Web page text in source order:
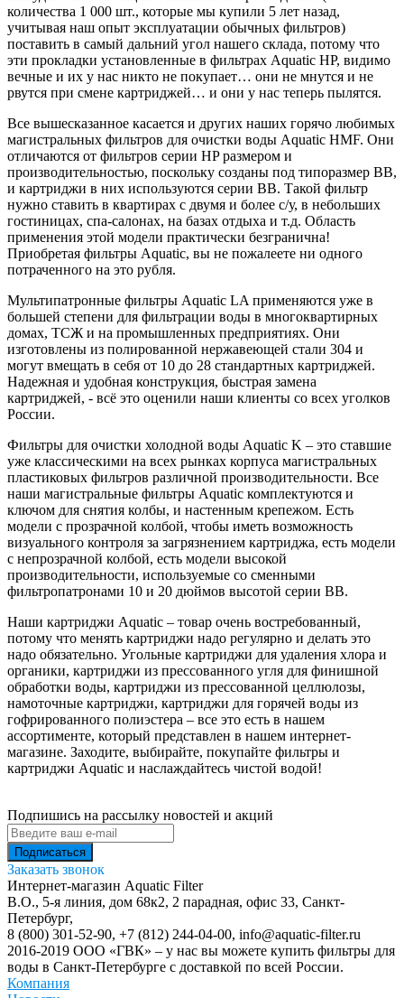
количества 1 000 шт., которые мы купили 5 лет назад,
учитывая наш опыт эксплуатации обычных фильтров)
поставить в самый дальний угол нашего склада, потому что
эти прокладки установленные в фильтрах Aquatic HP, видимо
вечные и их у нас никто не покупает… они не мнутся и не
рвутся при смене картриджей… и они у нас теперь пылятся.
Все вышесказанное касается и других наших горячо любимых
магистральных фильтров для очистки воды Aquatic HMF. Они
отличаются от фильтров серии HP размером и
производительностью, поскольку созданы под типоразмер BB,
и картриджи в них используются серии BB. Такой фильтр
нужно ставить в квартирах с двумя и более с/у, в небольших
гостиницах, спа-салонах, на базах отдыха и т.д. Область
применения этой модели практически безгранична!
Приобретая фильтры Aquatic, вы не пожалеете ни одного
потраченного на это рубля.
Мультипатронные фильтры Aquatic LA применяются уже в
большей степени для фильтрации воды в многоквартирных
домах, ТСЖ и на промышленных предприятиях. Они
изготовлены из полированной нержавеющей стали 304 и
могут вмещать в себя от 10 до 28 стандартных картриджей.
Надежная и удобная конструкция, быстрая замена
картриджей, - всё это оценили наши клиенты со всех уголков
России.
Фильтры для очистки холодной воды Aquatic K – это ставшие
уже классическими на всех рынках корпуса магистральных
пластиковых фильтров различной производительности. Все
наши магистральные фильтры Aquatic комплектуются и
ключом для снятия колбы, и настенным крепежом. Есть
модели с прозрачной колбой, чтобы иметь возможность
визуального контроля за загрязнением картриджа, есть модели
с непрозрачной колбой, есть модели высокой
производительности, используемые со сменными
фильтропатронами 10 и 20 дюймов высотой серии BB.
Наши картриджи Aquatic – товар очень востребованный,
потому что менять картриджи надо регулярно и делать это
надо обязательно. Угольные картриджи для удаления хлора и
органики, картриджи из прессованного угля для финишной
обработки воды, картриджи из прессованной целлюлозы,
намоточные картриджи, картриджи для горячей воды из
гофрированного полиэстера – все это есть в нашем
ассортименте, который представлен в нашем интернет-
магазине. Заходите, выбирайте, покупайте фильтры и
картриджи Aquatic и наслаждайтесь чистой водой!
Подпишись на рассылку новостей и акций
Заказать звонок
Интернет-магазин Aquatic Filter
В.О., 5-я линия, дом 68к2, 2 парадная, офис 33, Санкт-
Петербург,
8 (800) 301-52-90, +7 (812) 244-04-00, info@aquatic-filter.ru
2016-2019 ООО «ГВК» – у нас вы можете купить фильтры для
воды в Санкт-Петербурге с доставкой по всей России.
Компания